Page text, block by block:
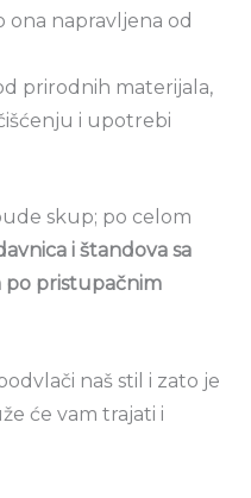
ona napravljena od
prirodnih materijala,
i upotrebi
skup; po celom
i štandova sa
po pristupačnim
naš stil i zato je
će vam trajati i